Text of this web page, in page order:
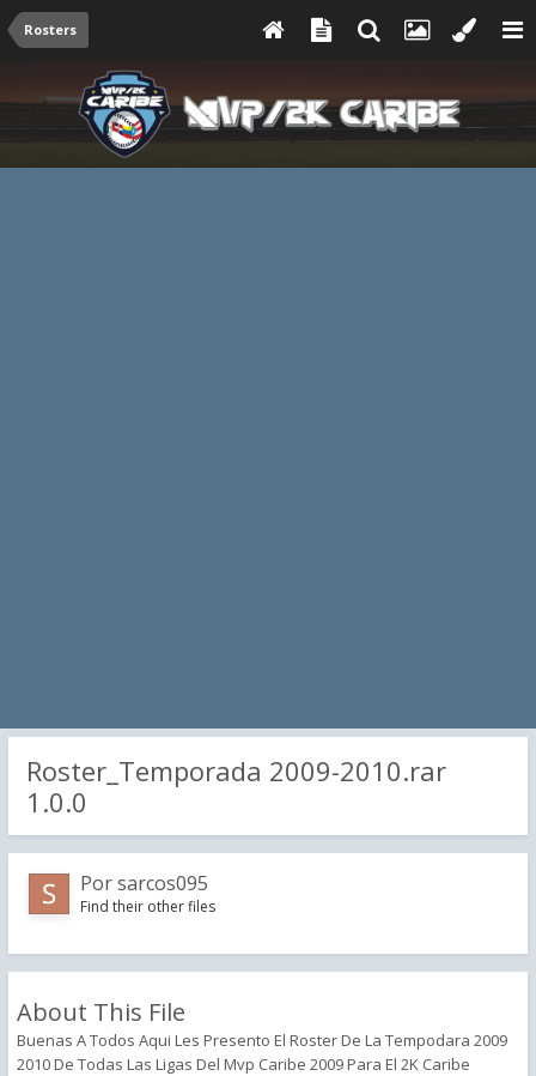
Rosters
Roster_Temporada 2009-2010.rar
1.0.0
Porsarcos095
Find their other files
About This File
Buenas A Todos Aqui Les Presento El Roster De La Tempodara 2009
2010 De Todas Las Ligas Del Mvp Caribe 2009 Para El 2K Caribe